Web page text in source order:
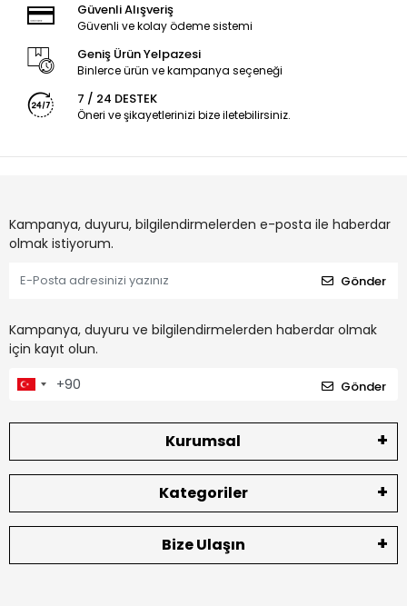
Güvenli Alışveriş
Güvenli ve kolay ödeme sistemi
Geniş Ürün Yelpazesi
Binlerce ürün ve kampanya seçeneği
7 / 24 DESTEK
Öneri ve şikayetlerinizi bize iletebilirsiniz.
Kampanya, duyuru, bilgilendirmelerden e-posta ile haberdar
olmak istiyorum.
Gönder
Kampanya, duyuru ve bilgilendirmelerden haberdar olmak
için kayıt olun.
Gönder
Kurumsal
Kategoriler
Bize Ulaşın